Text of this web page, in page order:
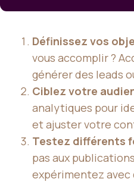
Définissez vos
vous accomplir ?
générer des leads
Ciblez votre
analytiques pour
et ajuster votre
Testez différents
pas aux
expérimentez avec